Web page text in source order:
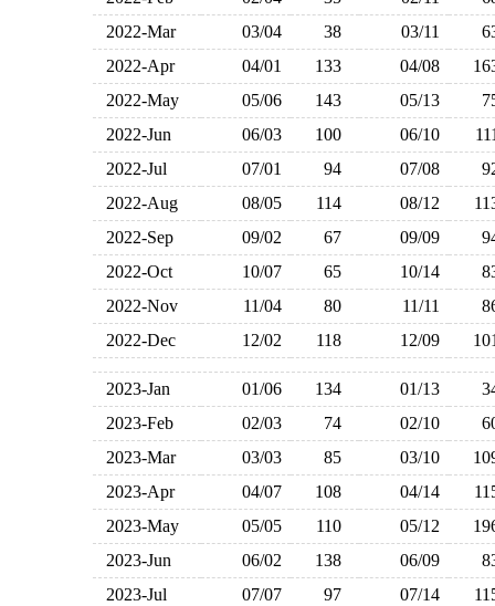
2022-Mar
03/04 38 03/11
2022-Apr
04/01 133 04/08
2022-May
05/06 143 05/13
2022-Jun
06/03 100 06/10
2022-Jul
07/01 94 07/08
2022-Aug
08/05 114 08/12
2022-Sep
09/02 67 09/09
2022-Oct
10/07 65 10/14
2022-Nov
11/04 80 11/11
2022-Dec
12/02 118 12/09
2023-Jan 01/06 134 01/13
2023-Feb
02/03 74 02/10
2023-Mar
03/03 85 03/10
2023-Apr
04/07 108 04/14
2023-May
05/05 110 05/12
2023-Jun
06/02 138 06/09
2023-Jul
07/07 97 07/14